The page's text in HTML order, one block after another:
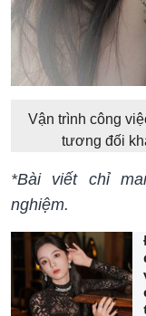
Vận trình công
tương đối
*Bài viết chỉ
nghiệm.